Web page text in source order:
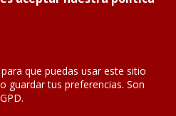
Comunicaciones
que puedas usar este sitio
guardar tus preferencias. Son